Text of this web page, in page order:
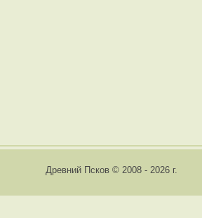
Древний Псков © 2008 - 2026 г.